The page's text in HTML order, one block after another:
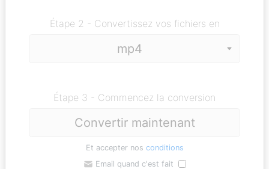
Étape 2 - Convertissez vos fichiers en
Étape 3 - Commencez la conversion
Convertir maintenant
Et accepter nos conditions
Email quand c'est fait